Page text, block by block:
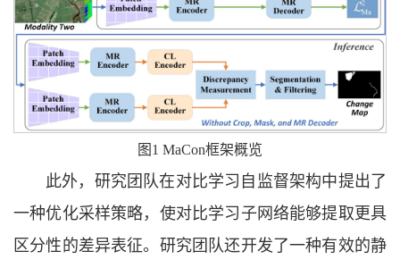
图1 MaCon框架概览
此外，研究团队在对比学习自监督架构中提出了
一种优化采样策略，使对比学习子网络能够提取更具
区分性的差异表征。研究团队还开发了一种有效的静